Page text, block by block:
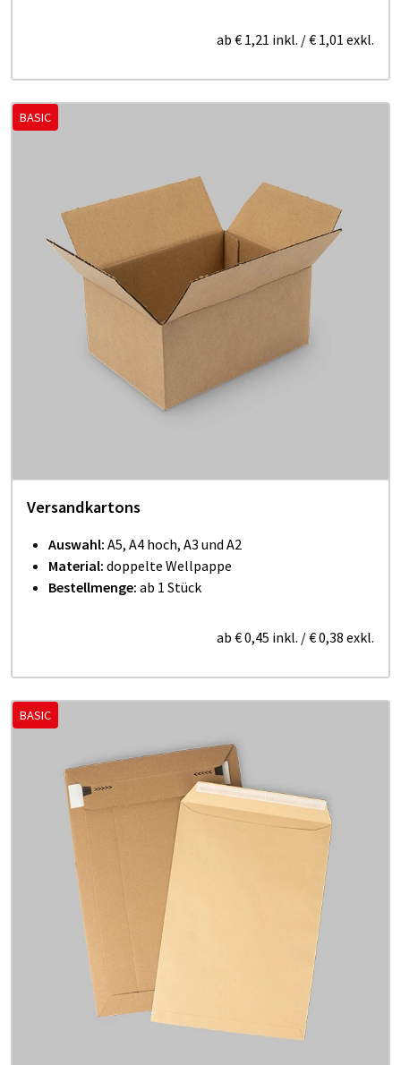
ab € 1,21 inkl. /€ 1,01 exkl.
BASIC
Versandkartons
Auswahl: A5, A4 hoch, A3 und A2
Material: doppelte Wellpappe
Bestellmenge: ab 1 Stück
ab € 0,45 inkl. /€ 0,38 exkl.
BASIC